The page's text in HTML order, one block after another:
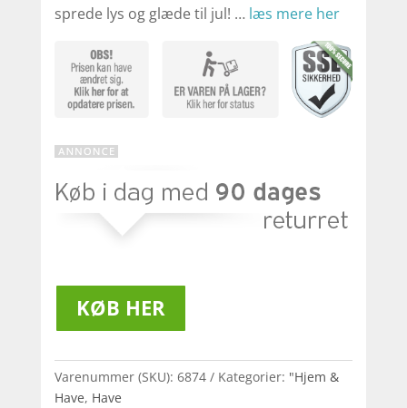
sprede lys og glæde til jul! … læs mere her
KØB HER
Varenummer (SKU): 6874 Kategorier: "Hjem &
Have, Have